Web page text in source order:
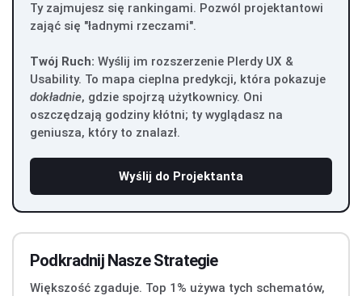
Ty zajmujesz się rankingami. Pozwól projektantowi
zająć się "ładnymi rzeczami".
Twój Ruch: Wyślij im rozszerzenie Plerdy UX &
Usability. To mapa cieplna predykcji, która pokazuje
dokładnie, gdzie spojrzą użytkownicy. Oni
oszczędzają godziny kłótni; ty wyglądasz na
geniusza, który to znalazł.
Wyślij do Projektanta
Podkradnij Nasze Strategie
Większość zgaduje. Top 1% używa tych schematów,